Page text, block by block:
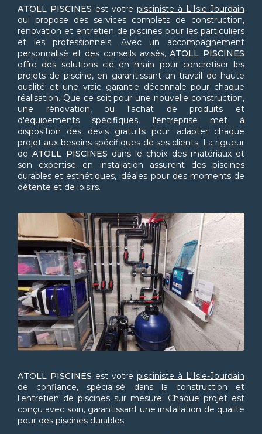
ATOLL PISCINES est votre pisciniste à L'Isle-Jourdain
qui propose des services complets de construction,
rénovation et entretien de piscines pour les particuliers
et les professionnels. Avec un accompagnement
personnalisé et des conseils avisés,ATOLL PISCINES
offre des solutions clé en main pour concrétiser les
projets de piscine, en garantissant un travail de haute
qualité et une vraie garantie décennale pour chaque
réalisation. Que ce soit pour une nouvelle construction,
une rénovation, ou l'achat de produits et
d'équipements spécifiques, l'entreprise met à
disposition des devis gratuits pour adapter chaque
projet aux besoins spécifiques de ses clients. La rigueur
deATOLL PISCINES dans le choix des matériaux et
son expertise en installation assurent des piscines
durables et esthétiques, idéales pour des moments de
détente et de loisirs.
ATOLL PISCINES est votre pisciniste à L'Isle-Jourdain
de confiance, spécialisé dans la construction et
l'entretien de piscines sur mesure. Chaque projet est
conçu avec soin, garantissant une installation de qualité
pour des piscines durables.